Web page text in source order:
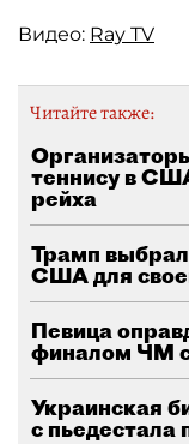
Видео: Ray TV
Читайте также:
теннису в
рейха
Трамп
США для
Певица
финалом ЧМ
Украинская
с пьедестала